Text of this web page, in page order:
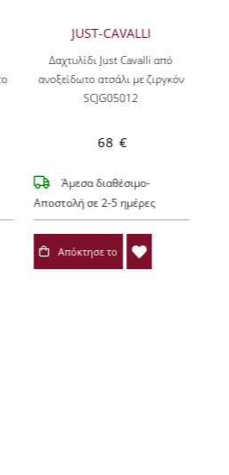
JUST-CAVALLI
Δαχτυλίδι Just Cavalli από
ανοξείδωτο ατσάλι με ζιργκόν
SCJG05012
68 €
Άμεσα διαθέσιμο-
Αποστολή σε 2-5 ημέρες
Απόκτησε το